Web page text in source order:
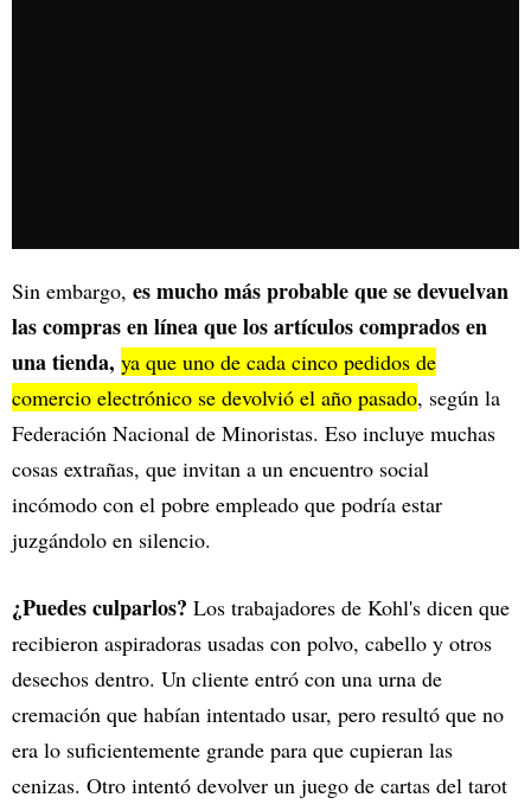
Sin embargo, es mucho más probable que se devuelvan
las compras en línea que los artículos comprados en
una tienda, ya que uno de cada cinco pedidos de
comercio electrónico se devolvió el año pasado, según la
Federación Nacional de Minoristas. Eso incluye muchas
cosas extrañas, que invitan a un encuentro social
incómodo con el pobre empleado que podría estar
juzgándolo en silencio.
¿Puedes culparlos? Los trabajadores de Kohl's dicen que
recibieron aspiradoras usadas con polvo, cabello y otros
desechos dentro. Un cliente entró con una urna de
cremación que habían intentado usar, pero resultó que no
era lo suficientemente grande para que cupieran las
cenizas. Otro intentó devolver un juego de cartas del tarot